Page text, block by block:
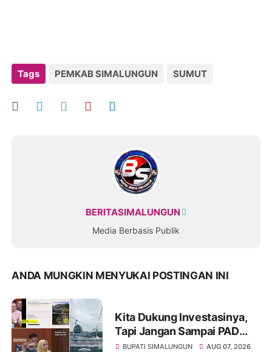
Tags PEMKAB SIMALUNGUN SUMUT
BERITASIMALUNGUN
Media Berbasis Publik
ANDA MUNGKIN MENYUKAI POSTINGAN INI
Kita Dukung Investasinya,
Tapi Jangan Sampai PAD
Simalungun yang Jadi
BUPATI SIMALUNGUN AUG 07, 2026